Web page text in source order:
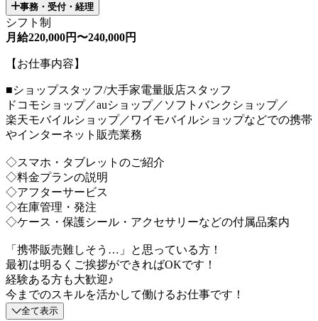
事務・受付・経理
シフト制
月給220,000円〜240,000円
【お仕事内容】
■ショップスタッフ/大手家電量販店スタッフ
ドコモショップ／auショップ／ソフトバンクショップ／
楽天モバイルショップ／ワイモバイルショップなどでの携帯
やインターネット販売業務
◇スマホ・タブレットのご紹介
◇料金プランの説明
◇アフターサービス
◇在庫管理・発注
◇ケース・保護シール・アクセサリーなどの付属品案内
「携帯販売難しそう…」と思っている方！
最初は明るくご挨拶ができればOKです！
経験ある方も大歓迎♪
今までのスキルを活かして働けるお仕事です！
全て表示